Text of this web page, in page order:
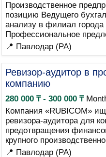
Производственное
позицию Ведущего
анализу в филиал
Профессиональное
📍 Павлодар (PA)
Ревизор-аудитор в
компанию
280 000 ₸ - 300 000 ₸
Компания «RUBICOM»
ревизора-аудитора для
предотвращения
крупного
📍 Павлодар (PA)